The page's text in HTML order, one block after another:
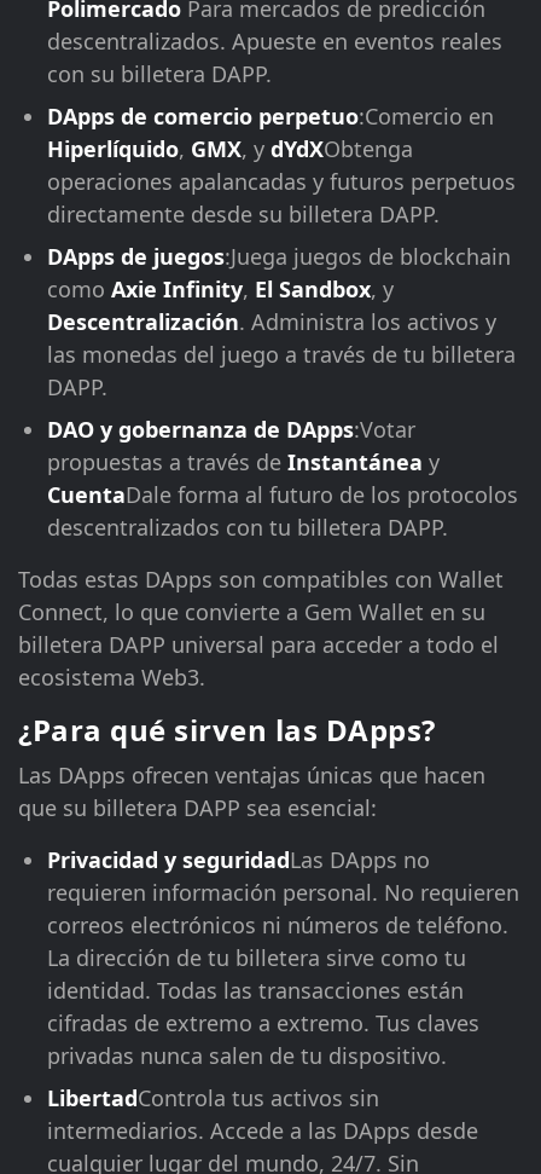
Polimercado Para mercados de predicción
descentralizados. Apueste en eventos reales
con su billetera DAPP.
DApps de comercio perpetuo:Comercio en
Hiperlíquido, GMX, y dYdXObtenga
operaciones apalancadas y futuros perpetuos
directamente desde su billetera DAPP.
DApps de juegos:Juega juegos de blockchain
como Axie Infinity, El Sandbox, y
Descentralización. Administra los activos y
las monedas del juego a través de tu billetera
DAPP.
DAO y gobernanza de DApps:Votar
propuestas a través de Instantánea y
CuentaDale forma al futuro de los protocolos
descentralizados con tu billetera DAPP.
Todas estas DApps son compatibles con Wallet
Connect, lo que convierte a Gem Wallet en su
billetera DAPP universal para acceder a todo el
ecosistema Web3.
¿Para qué sirven las DApps?
Las DApps ofrecen ventajas únicas que hacen
que su billetera DAPP sea esencial:
Privacidad y seguridadLas DApps no
requieren información personal. No requieren
correos electrónicos ni números de teléfono.
La dirección de tu billetera sirve como tu
identidad. Todas las transacciones están
cifradas de extremo a extremo. Tus claves
privadas nunca salen de tu dispositivo.
LibertadControla tus activos sin
intermediarios. Accede a las DApps desde
cualquier lugar del mundo, 24/7. Sin